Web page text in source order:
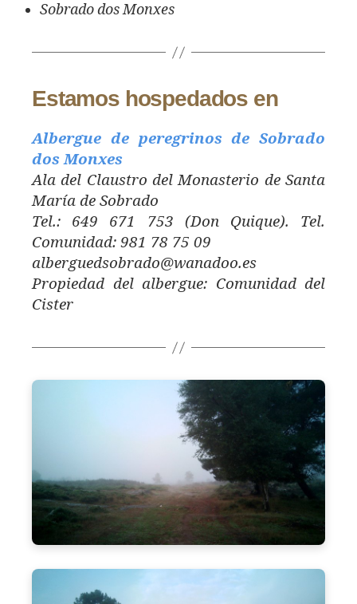
Sobrado dos Monxes
Estamos hospedados en
Albergue de peregrinos de Sobrado
dos Monxes
Ala del Claustro del Monasterio de Santa
María de Sobrado
Tel.: 649 671 753 (Don Quique). Tel.
Comunidad: 981 78 75 09
alberguedsobrado@wanadoo.es
Propiedad del albergue: Comunidad del
Cister